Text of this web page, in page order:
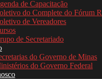
de Capacitação
do Complete do Fórum
de Vereadores
de Secretariado
do Governo de Minas
do Governo Federal